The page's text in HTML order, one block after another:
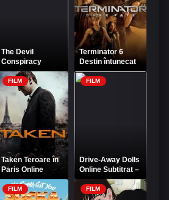
The Devil
Conspiracy
Online Subtitrat
Terminator 6
Destin întunecat
Online Subtitrat
FILM
Taken Teroare în
Paris Online
Subtitrat
FILM
Drive-Away Dolls
Online Subtitrat –
Aventura
Papusilor
FILM FILM